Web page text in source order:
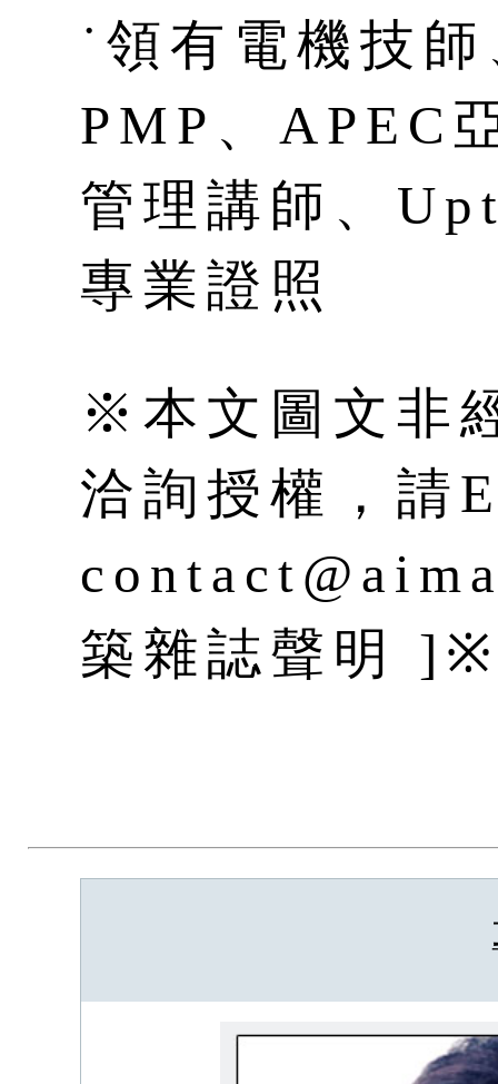
˙領有電機技
PMP、APEC
管理講師、
專業證照
※本文圖文非
洽詢授權，請
築雜誌聲明